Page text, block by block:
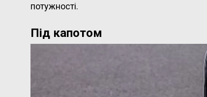
потужності.
Під капотом